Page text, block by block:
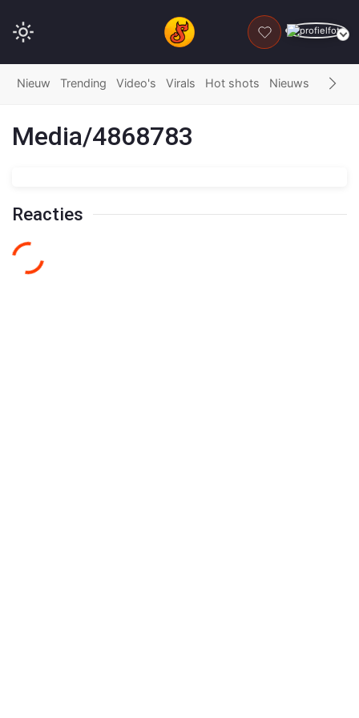
DONEER
Nieuw Trending Video's Virals Hot shots Nieuws Fails
Media/4868783
Reacties